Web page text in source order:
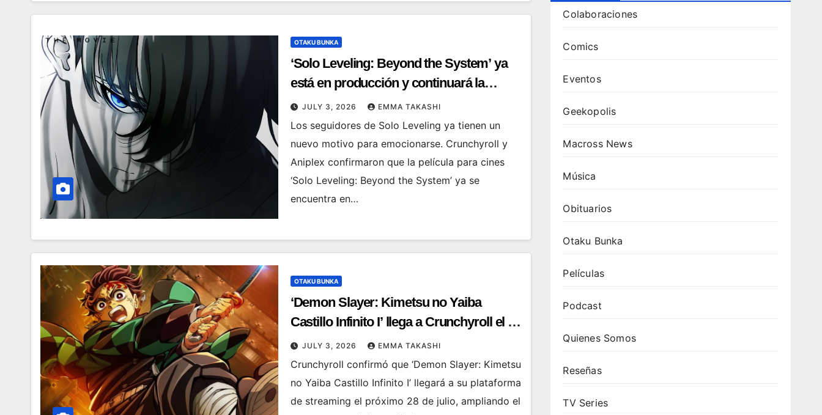
OTAKU BUNKA
‘Solo Leveling: Beyond the System’ ya
está en producción y continuará la
historia del exitoso anime
JULY 3, 2026 EMMA TAKASHI
Los seguidores de Solo Leveling ya tienen un
nuevo motivo para emocionarse. Crunchyroll y
Aniplex confirmaron que la película para cines
‘Solo Leveling: Beyond the System’ ya se
encuentra en…
OTAKU BUNKA
‘Demon Slayer: Kimetsu no Yaiba
Castillo Infinito I’ llega a Crunchyroll el 28
de julio
JULY 3, 2026 EMMA TAKASHI
Crunchyroll confirmó que ‘Demon Slayer: Kimetsu
no Yaiba Castillo Infinito I’ llegará a su plataforma
de streaming el próximo 28 de julio, ampliando el
Colaboraciones
Comics
Eventos
Geekopolis
Macross News
Música
Obituarios
Otaku Bunka
Películas
Podcast
Quienes Somos
Reseñas
TV Series